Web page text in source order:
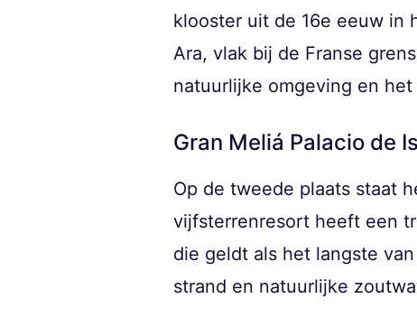
klooster uit de 16e eeuw in
Ara, vlak bij de Franse
natuurlijke omgeving en
Gran Meliá Palacio de
Op de tweede plaats staat
vijfsterrenresort heeft een
die geldt als het langste
strand en natuurlijke